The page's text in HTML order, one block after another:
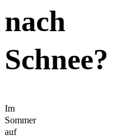
nach
Schnee?
Im
Sommer
auf